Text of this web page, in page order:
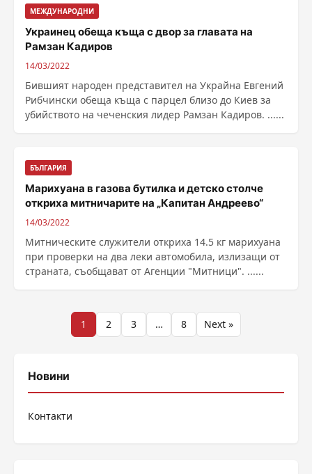
МЕЖДУНАРОДНИ
Украинец обеща къща с двор за главата на
Рамзан Кадиров
14/03/2022
Бившият народен представител на Украйна Евгений
Рибчински обеща къща с парцел близо до Киев за
убийството на чеченския лидер Рамзан Кадиров. ......
БЪЛГАРИЯ
Марихуана в газова бутилка и детско столче
откриха митничарите на „Капитан Андреево“
14/03/2022
Митническите служители откриха 14.5 кг марихуана
при проверки на два леки автомобила, излизащи от
страната, съобщават от Агенции "Митници". ......
Разделяне
публикациите
1 2 3 … 8 Next »
Новини
Контакти